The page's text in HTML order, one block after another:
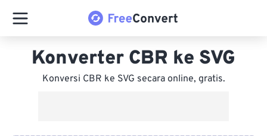
Konverter CBR ke SVG
Konversi CBR ke SVG secara online, gratis.